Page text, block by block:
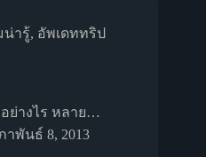
น่ารู้, อัพเดททริป
ย่างไร หลาย…
าพันธ์ 8, 2013